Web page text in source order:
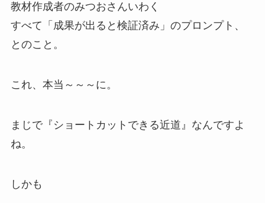
教材作成者のみつおさんいわく
すべて「成果が出ると検証済み」のプロンプト、
とのこと。
これ、本当～～～に。
まじで『ショートカットできる近道』なんですよ
ね。
しかも